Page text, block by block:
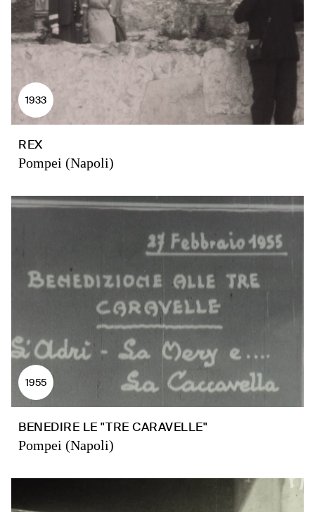
1933
REX
Pompei (Napoli)
1955
BENEDIRE LE "TRE CARAVELLE"
Pompei (Napoli)